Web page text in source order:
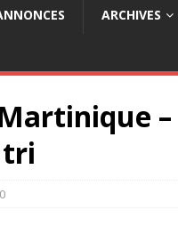
ARCHIVES
–
tri
0